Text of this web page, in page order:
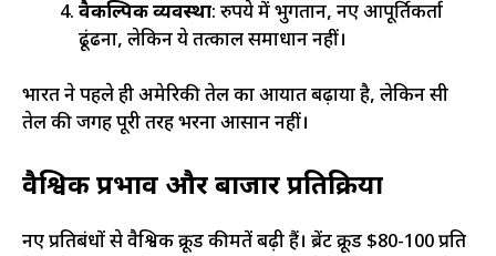
वैकल्पिक व्यवस्था: रुपये में भुगतान, नए आपूर्तिकर्ता
ढूंढना, लेकिन ये तत्काल समाधान नहीं।
भारत ने पहले ही अमेरिकी तेल का आयात बढ़ाया है, लेकिन रूसी
तेल की जगह पूरी तरह भरना आसान नहीं।
वैश्विक प्रभाव और बाजार प्रतिक्रिया
नए प्रतिबंधों से वैश्विक क्रूड कीमतें बढ़ी हैं। ब्रेंट क्रूड $80-100 प्रति